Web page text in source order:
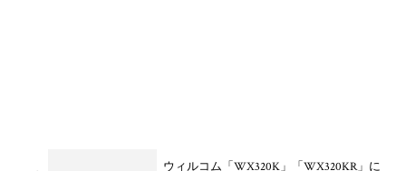
ウィルコム「WX320K」「WX320KR」に